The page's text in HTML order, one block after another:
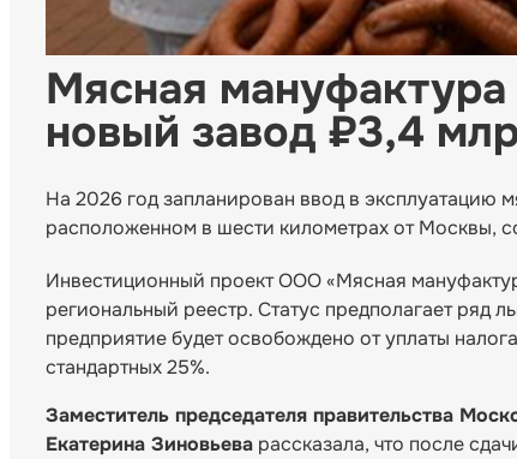
Мясная
новый завод ₽3,4
На 2026 год запланирован ввод в эксплуатацию
расположенном в шести километрах от Москвы,
Инвестиционный проект ООО «Мясная
региональный реестр. Статус предполагает ряд
предприятие будет освобождено от уплаты
стандартных 25%.
Заместитель председателя правительства
Екатерина Зиновьева рассказала, что после